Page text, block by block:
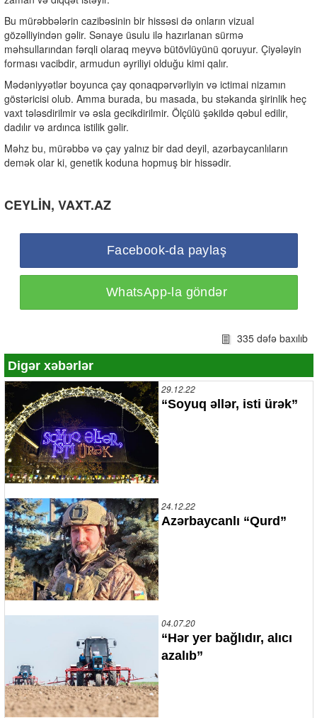
Bu mürəbbələrin cazibəsinin bir hissəsi də onların vizual
gözəlliyindən gəlir. Sənaye üsulu ilə hazırlanan sürmə
məhsullarından fərqli olaraq meyvə bütövlüyünü qoruyur. Çiyələyin
forması vacibdir, armudun əyriliyi olduğu kimi qalır.
Mədəniyyətlər boyunca çay qonaqpərvərliyin və ictimai nizamın
göstəricisi olub. Amma burada, bu masada, bu stəkanda şirinlik heç
vaxt tələsdirilmir və əsla gecikdirilmir. Ölçülü şəkildə qəbul edilir,
dadılır və ardınca istilik gəlir.
Məhz bu, mürəbbə və çay yalnız bir dad deyil, azərbaycanlıların
demək olar ki, genetik koduna hopmuş bir hissədir.
CEYLİN, VAXT.AZ
Facebook-da paylaş
WhatsApp-la göndər
335 dəfə baxılıb
Digər xəbərlər
29.12.22
“Soyuq əllər, isti ürək”
24.12.22
Azərbaycanlı “Qurd”
04.07.20
“Hər yer bağlıdır, alıcı
azalıb”